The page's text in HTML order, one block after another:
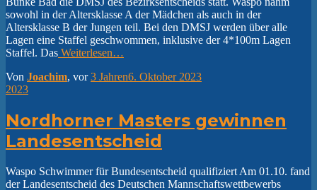
sowohl in der Altersklasse A der Mädchen als auch in der
Altersklasse B der Jungen teil. Bei den DMSJ werden über alle
Lagen eine Staffel geschwommen, inklusive der 4*100m Lagen
Staffel. Das Weiterlesen…
Von Joachim, vor3 Jahren6. Oktober 2023
2023
Nordhorner Masters gewinnen
Landesentscheid
Waspo Schwimmer für Bundesentscheid qualifiziert Am 01.10. fand
der Landesentscheid des Deutschen Mannschaftswettbewerbs